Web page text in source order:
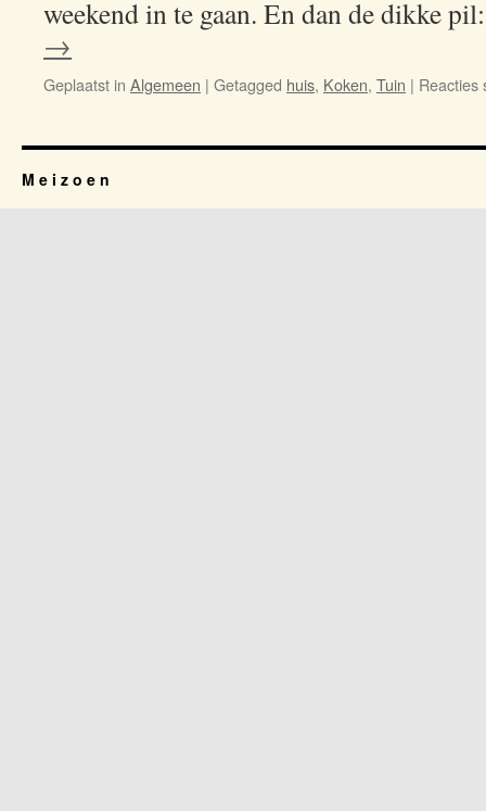
weekend in te gaan. En dan de dikke
→
Geplaatst in Algemeen | Getagged huis, Koken, Tuin | Reacties
M e i z o e n